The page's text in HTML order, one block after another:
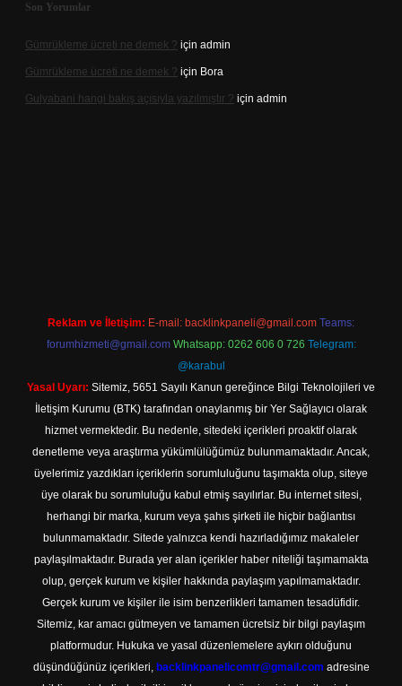
Son Yorumlar
Gümrükleme ücreti ne demek ? için admin
Gümrükleme ücreti ne demek ? için Bora
Gulyabani hangi bakış açısıyla yazılmıştır ? için admin
Reklam ve İletişim: E-mail: backlinkpaneli@gmail.com Teams:
forumhizmeti@gmail.com Whatsapp: 0262 606 0 726 Telegram:
@karabul
Yasal Uyarı: Sitemiz, 5651 Sayılı Kanun gereğince Bilgi Teknolojileri ve
İletişim Kurumu (BTK) tarafından onaylanmış bir Yer Sağlayıcı olarak
hizmet vermektedir. Bu nedenle, sitedeki içerikleri proaktif olarak
denetleme veya araştırma yükümlülüğümüz bulunmamaktadır. Ancak,
üyelerimiz yazdıkları içeriklerin sorumluluğunu taşımakta olup, siteye
üye olarak bu sorumluluğu kabul etmiş sayılırlar. Bu internet sitesi,
herhangi bir marka, kurum veya şahıs şirketi ile hiçbir bağlantısı
bulunmamaktadır. Sitede yalnızca kendi hazırladığımız makaleler
paylaşılmaktadır. Burada yer alan içerikler haber niteliği taşımamakta
olup, gerçek kurum ve kişiler hakkında paylaşım yapılmamaktadır.
Gerçek kurum ve kişiler ile isim benzerlikleri tamamen tesadüfidir.
Sitemiz, kar amacı gütmeyen ve tamamen ücretsiz bir bilgi paylaşım
platformudur. Hukuka ve yasal düzenlemelere aykırı olduğunu
düşündüğünüz içerikleri, backlinkpanelicomtr@gmail.com adresine